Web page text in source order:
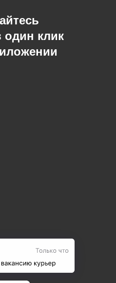
один клик